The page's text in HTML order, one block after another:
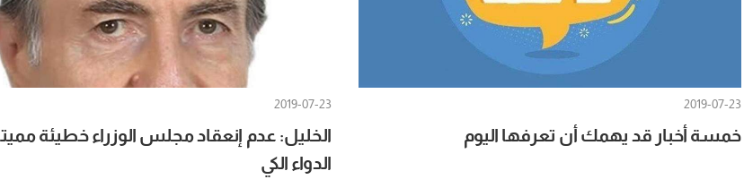
2019-07-23
خمسة أخبار قد يهمك أن تعرفها اليوم
2019-07-23
الخليل: عدم إنعقاد مجلس الوزراء خطيئة
الدواء الكي